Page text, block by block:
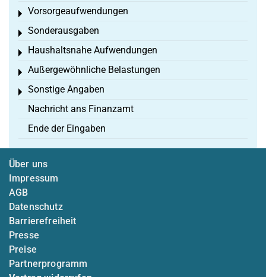
Vorsorgeaufwendungen
Toggle menu
Sonderausgaben
Toggle menu
Haushaltsnahe Aufwendungen
Toggle menu
Außergewöhnliche Belastungen
Toggle menu
Sonstige Angaben
Toggle menu
Nachricht ans Finanzamt
Ende der Eingaben
Über uns
Impressum
AGB
Datenschutz
Barrierefreiheit
Presse
Preise
Partnerprogramm